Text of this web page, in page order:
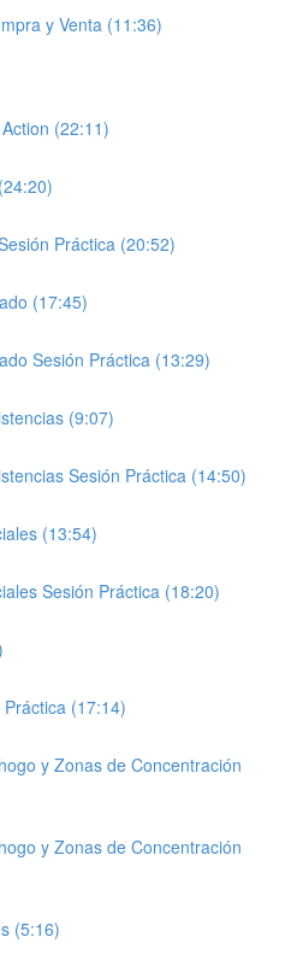
y Venta (11:36)
(22:11)
Práctica (20:52)
(17:45)
Sesión Práctica (13:29)
(9:07)
Sesión Práctica (14:50)
(13:54)
Sesión Práctica (18:20)
(17:14)
y Zonas de Concentración
y Zonas de Concentración
(5:16)